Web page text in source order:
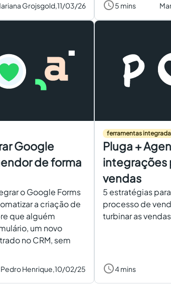
Grojsgold,11/03/26 5 mins
Google
de forma
o Google Forms
a criação de
que alguém
um novo
no CRM, sem
Pedro Henrique,10/02/25
ferramentas
Pluga +
integrações
vendas
5 estratégias
processo de
turbinar as
4 mins